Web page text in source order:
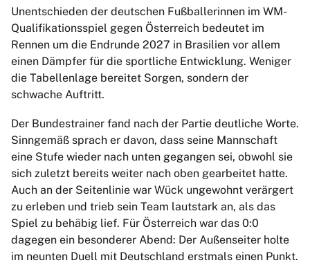
Unentschieden der deutschen Fußballerinnen im WM-
Qualifikationsspiel gegen Österreich bedeutet im
Rennen um die Endrunde 2027 in Brasilien vor allem
einen Dämpfer für die sportliche Entwicklung. Weniger
die Tabellenlage bereitet Sorgen, sondern der
schwache Auftritt.
Der Bundestrainer fand nach der Partie deutliche Worte.
Sinngemäß sprach er davon, dass seine Mannschaft
eine Stufe wieder nach unten gegangen sei, obwohl sie
sich zuletzt bereits weiter nach oben gearbeitet hatte.
Auch an der Seitenlinie war Wück ungewohnt verärgert
zu erleben und trieb sein Team lautstark an, als das
Spiel zu behäbig lief. Für Österreich war das 0:0
dagegen ein besonderer Abend: Der Außenseiter holte
im neunten Duell mit Deutschland erstmals einen Punkt.